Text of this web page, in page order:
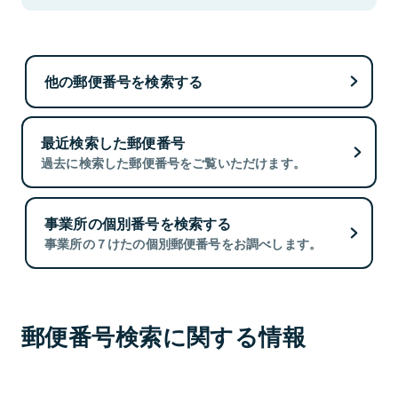
他の郵便番号を検索する
最近検索した郵便番号
過去に検索した郵便番号をご覧いただけます。
事業所の個別番号を検索する
事業所の７けたの個別郵便番号をお調べします。
郵便番号検索に関する情報